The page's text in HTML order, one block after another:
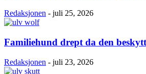
Redaksjonen - juli 25, 2026
Familiehund drept da den
Redaksjonen - juli 23, 2026